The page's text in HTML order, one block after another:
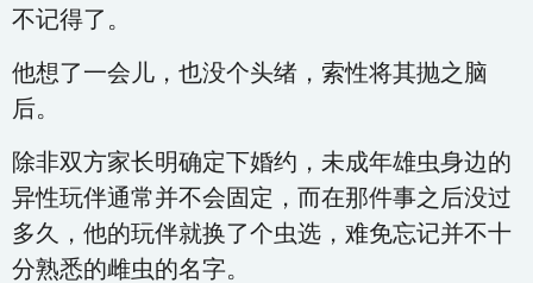
不记得了。
他想了一会儿，也没个头绪，索性将其抛之脑
后。
除非双方家长明确定下婚约，未成年雄虫身边的
异性玩伴通常并不会固定，而在那件事之后没过
多久，他的玩伴就换了个虫选，难免忘记并不十
分熟悉的雌虫的名字。